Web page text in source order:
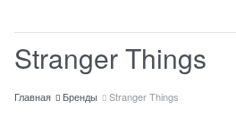
Stranger Things
Главная Бренды Stranger Things